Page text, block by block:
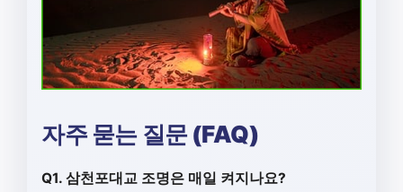
자주 묻는 질문 (FAQ)
Q1. 삼천포대교 조명은 매일 켜지나요?